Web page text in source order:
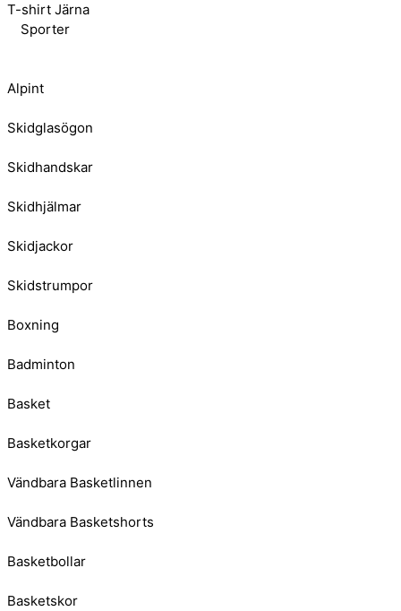
T-shirt Järna
Sporter
Alpint
Skidglasögon
Skidhandskar
Skidhjälmar
Skidjackor
Skidstrumpor
Boxning
Badminton
Basket
Basketkorgar
Vändbara Basketlinnen
Vändbara Basketshorts
Basketbollar
Basketskor